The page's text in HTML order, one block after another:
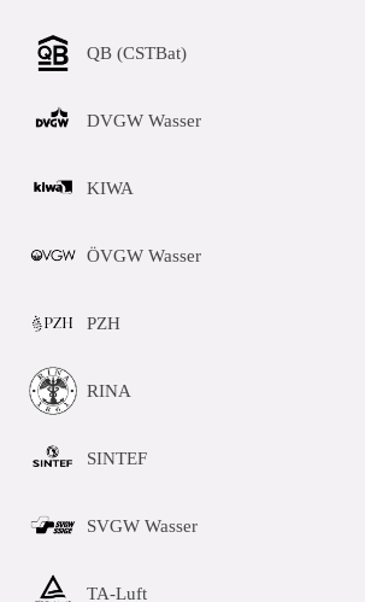
QB (CSTBat)
DVGW Wasser
KIWA
ÖVGW Wasser
PZH
RINA
SINTEF
SVGW Wasser
TA-Luft